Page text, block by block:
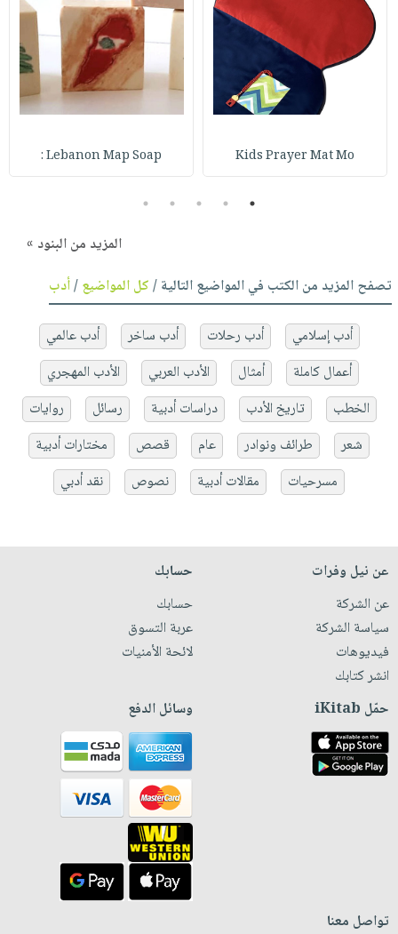
Kids Prayer Mat Mo
Lebanon Map Soap :
1
2
3
4
5
المزيد من البنود »
تصفح المزيد من الكتب في المواضيع التالية /كل المواضيع/أدب
أدب إسلامي أدب رحلات أدب ساخر
أدب عالمي
أعمال كاملة
أمثال الأدب العربي
الأدب المهجري
الخطب
تاريخ الأدب دراسات أدبية رسائل
روايات
شعر
طرائف ونوادر عام قصص
مختارات أدبية
مسرحيات
مقالات أدبية نصوص نقد أدبي
عن نيل وفرات
عن الشركة
سياسة الشركة
فيديوهات
انشر كتابك
حسابك
حسابك
عربة التسوق
لائحة الأمنيات
حمّل iKitab وسائل الدفع
تواصل معنا